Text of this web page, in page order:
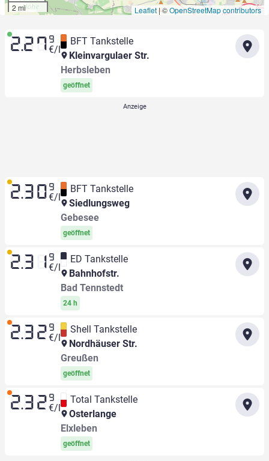
2 mi
Leaflet|©OpenStreetMap contributors
2.27 9
€/l
BFT Tankstelle
Kleinvargulaer Str.
Herbsleben
geöffnet
2.30 9
€/l
BFT Tankstelle
Siedlungsweg
Gebesee
geöffnet
2.31 9
€/l
ED Tankstelle
Bahnhofstr.
Bad Tennstedt
24 h
2.32 9
€/l
Shell Tankstelle
Nordhäuser Str.
Greußen
geöffnet
2.32 9
€/l
Total Tankstelle
Osterlange
Elxleben
geöffnet